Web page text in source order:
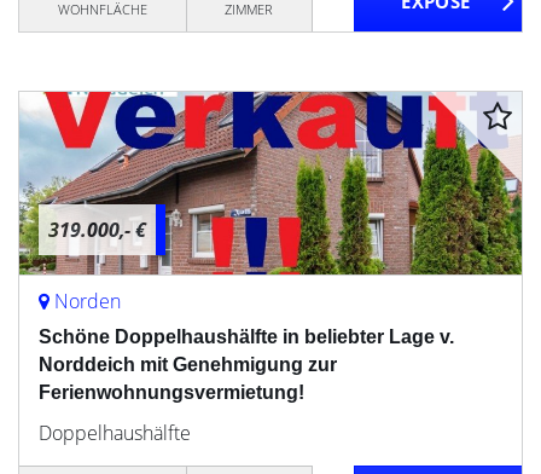
WOHNFLÄCHE
ZIMMER
319.000,- €
Norden
Schöne Doppelhaushälfte in beliebter Lage v.
Norddeich mit Genehmigung zur
Ferienwohnungsvermietung!
Doppelhaushälfte